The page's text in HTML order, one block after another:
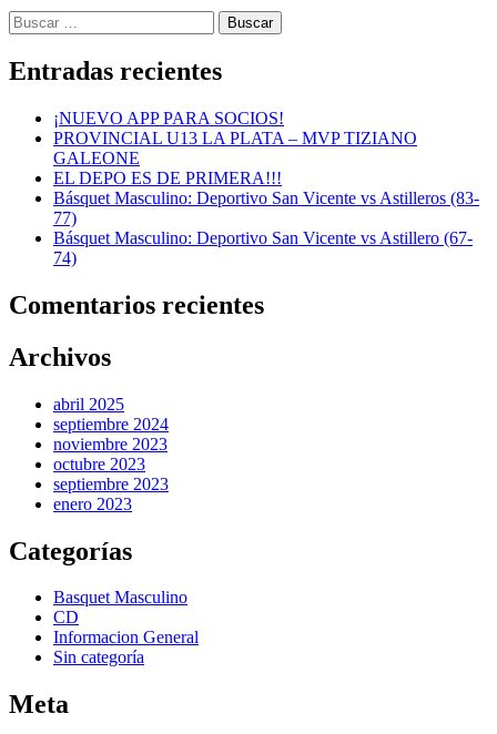
Buscar:
Entradas recientes
¡NUEVO APP PARA SOCIOS!
PROVINCIAL U13 LA PLATA – MVP TIZIANO
GALEONE
EL DEPO ES DE PRIMERA!!!
Básquet Masculino: Deportivo San Vicente vs Astilleros (83-
77)
Básquet Masculino: Deportivo San Vicente vs Astillero (67-
74)
Comentarios recientes
Archivos
abril 2025
septiembre 2024
noviembre 2023
octubre 2023
septiembre 2023
enero 2023
Categorías
Basquet Masculino
CD
Informacion General
Sin categoría
Meta